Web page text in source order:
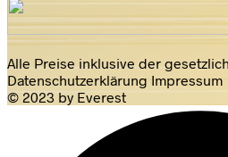
Alle Preise inklusive der
Datenschutzerklärung Impressum
© 2023 by Everest